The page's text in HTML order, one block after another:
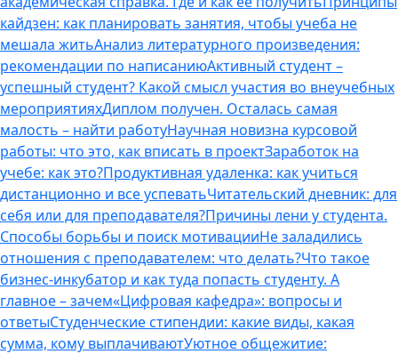
кайдзен: как планировать занятия, чтобы учеба не
мешала житьАнализ литературного произведения:
рекомендации по написаниюАктивный студент –
успешный студент? Какой смысл участия во внеучебных
мероприятияхДиплом получен. Осталась самая
малость – найти работуНаучная новизна курсовой
работы: что это, как вписать в проектЗаработок на
учебе: как это?Продуктивная удаленка: как учиться
дистанционно и все успеватьЧитательский дневник: для
себя или для преподавателя?Причины лени у студента.
Способы борьбы и поиск мотивацииНе заладились
отношения с преподавателем: что делать?Что такое
бизнес-инкубатор и как туда попасть студенту. А
главное – зачем«Цифровая кафедра»: вопросы и
ответыСтуденческие стипендии: какие виды, какая
сумма, кому выплачиваютУютное общежитие: